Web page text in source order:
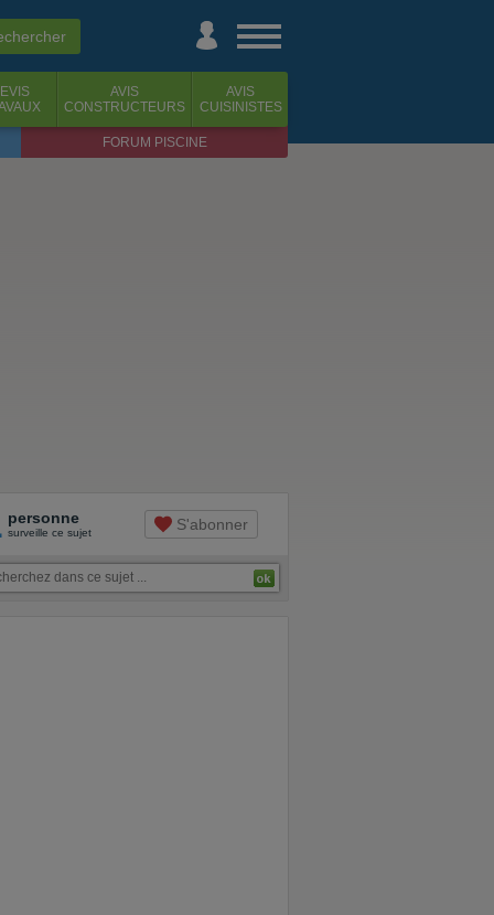
AVIS
CONSTRUCTEURS
AVIS
CUISINISTES
FORUM PISCINE
personne
surveille ce sujet S'abonner